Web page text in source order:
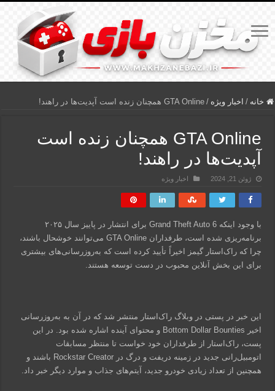
خانه / اخبار ویژه / GTA Online همچنان زنده است آپدیت‌ها در راهند!
GTA Online همچنان زنده است
آپدیت‌ها در راهند!
ژوئن 21, 2024 اخبار ویژه
با وجود اینکه Grand Theft Auto 6 برای انتشار در پاییز سال ۲۰۲۵
برنامه‌ریزی شده است، طرفداران GTA Online می‌توانند خوشحال باشند،
چرا که راک‌استار گیمز اخیراً تأیید کرده است که به‌روزرسانی‌های بیشتری
برای این بخش آنلاین محبوب در دست توسعه هستند.
این خبر در پستی در وبلاگ راک‌استار منتشر شد که در آن به به‌روزرسانی
اخیر Bottom Dollar Bounties و محتوای آینده اشاره شده بود. در این
پست، راک‌استار از طرفداران خود خواست تا منتظر مسابقات
اتومبیل‌رانی جدید در زمینه دریفت و درگ در Rockstar Creator باشند و
همچنین از تعداد زیادی خودرو جدید، آیتم‌های جذاب و موارد دیگر خبر داد.